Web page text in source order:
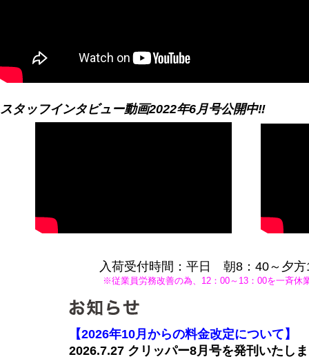
スタッフインタビュー動画2022年6月号公開中‼
入荷受付時間：平日 朝8：40～夕方
※従業員労務改善の為、12：00～13：00を一斉休業
【2026年10月からの料金改定について】
2026.7.27 クリッパー8月号を発刊いたし